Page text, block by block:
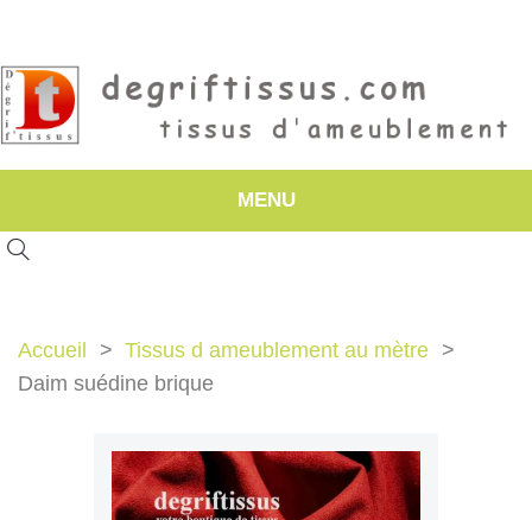
MENU
Accueil
Tissus d ameublement au mètre
Daim suédine brique